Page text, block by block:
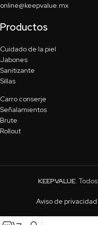
online@keepvalue.mx
Productos
Cuidado de la piel
Jabones
Sanitizante
Sillas
Carro conserje
Señalamientos
Brute
Rollout
KEEPVALUE.
Aviso de privacidad